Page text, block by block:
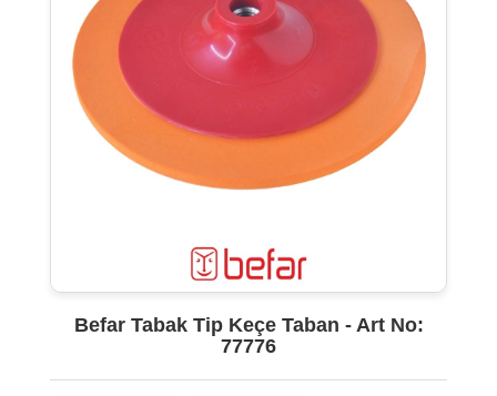
Befar Tabak Tip Keçe Taban - Art No:
77776